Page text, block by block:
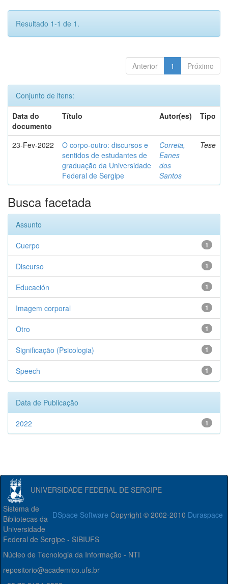
Resultado 1-1 de 1.
Anterior 1 Próximo
Conjunto de itens:
Data do
documento
Título Autor(es) Tipo
23-Fev-2022
O corpo-outro: discursos e
sentidos de estudantes de
graduação da Universidade
Federal de Sergipe
Correia,
Eanes
dos
Santos
Tese
Busca facetada
Assunto
1
Cuerpo
1
Discurso
1
Educación
1
Imagem corporal
1
Otro
1
Significação (Psicologia)
1
Speech
Data de Publicação
1
2022
UNIVERSIDADE FEDERAL DE SERGIPE
DSpace Software Copyright © 2002-2010 Duraspace
Sistema de
Bibliotecas da
Universidade
Federal de Sergipe - SIBIUFS
Núcleo de Tecnologia da Informação - NTI
repositorio@academico.ufs.br